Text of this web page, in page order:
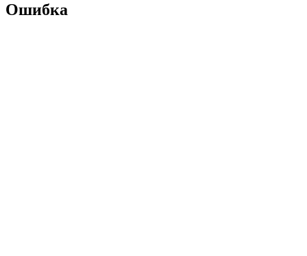
Ошибка